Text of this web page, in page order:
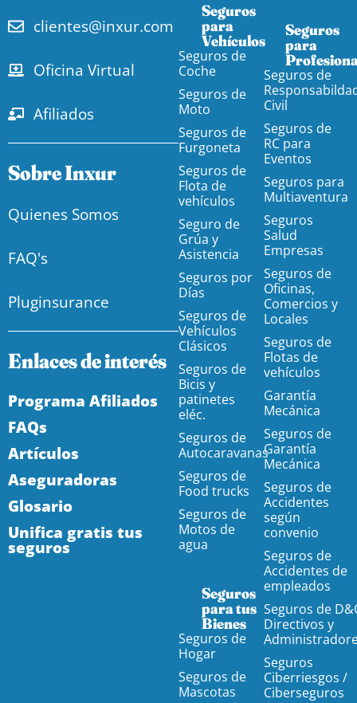
clientes@inxur.com
Oficina Virtual
Afiliados
Sobre Inxur
Quienes Somos
FAQ's
Pluginsurance
Enlaces de interés
Programa Afiliados
FAQs
Artículos
Aseguradoras
Glosario
Unifica gratis tus
seguros
Seguros
para
Vehículos​
Seguros de
Coche
Seguros de
Moto
Seguros de
Furgoneta
Seguros de
Flota de
vehículos
Seguro de
Grúa y
Asistencia
Seguros por
Días
Seguros de
Vehículos
Clásicos
Seguros de
Bicis y
patinetes
eléc.
Seguros de
Autocaravanas
Seguros de
Food trucks
Seguros de
Motos de
agua
Seguros
para tus
Bienes
Seguros de
Hogar
Seguros de
Mascotas
Seguros
para
Seguros de
Civil
Seguros de
RC para
Eventos
Seguros para
Multiaventura
Seguros
Salud
Empresas
Seguros de
Oficinas,
Comercios y
Locales
Seguros de
Flotas de
vehículos
Garantía
Mecánica
Seguros de
Garantía
Mecánica
Seguros de
Accidentes
según
convenio
Seguros de
Accidentes de
empleados
Seguros de
Directivos y
Seguros
Ciberriesgos /
Ciberseguros